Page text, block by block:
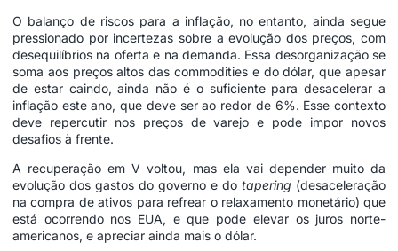
O balanço de riscos para a inflação, no entanto, ainda segue
pressionado por incertezas sobre a evolução dos preços, com
desequilíbrios na oferta e na demanda. Essa desorganização se
soma aos preços altos das commodities e do dólar, que apesar
de estar caindo, ainda não é o suficiente para desacelerar a
inflação este ano, que deve ser ao redor de 6%. Esse contexto
deve repercutir nos preços de varejo e pode impor novos
desafios à frente.
A recuperação em V voltou, mas ela vai depender muito da
evolução dos gastos do governo e do tapering (desaceleração
na compra de ativos para refrear o relaxamento monetário) que
está ocorrendo nos EUA, e que pode elevar os juros norte-
americanos, e apreciar ainda mais o dólar.